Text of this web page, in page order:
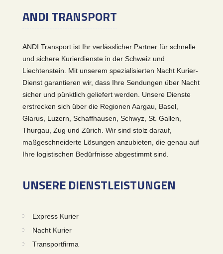
ANDI TRANSPORT
ANDI Transport ist Ihr verlässlicher Partner für schnelle
und sichere Kurierdienste in der Schweiz und
Liechtenstein. Mit unserem spezialisierten Nacht Kurier-
Dienst garantieren wir, dass Ihre Sendungen über Nacht
sicher und pünktlich geliefert werden. Unsere Dienste
erstrecken sich über die Regionen Aargau, Basel,
Glarus, Luzern, Schaffhausen, Schwyz, St. Gallen,
Thurgau, Zug und Zürich. Wir sind stolz darauf,
maßgeschneiderte Lösungen anzubieten, die genau auf
Ihre logistischen Bedürfnisse abgestimmt sind.
UNSERE DIENSTLEISTUNGEN
Express Kurier
Nacht Kurier
Transportfirma